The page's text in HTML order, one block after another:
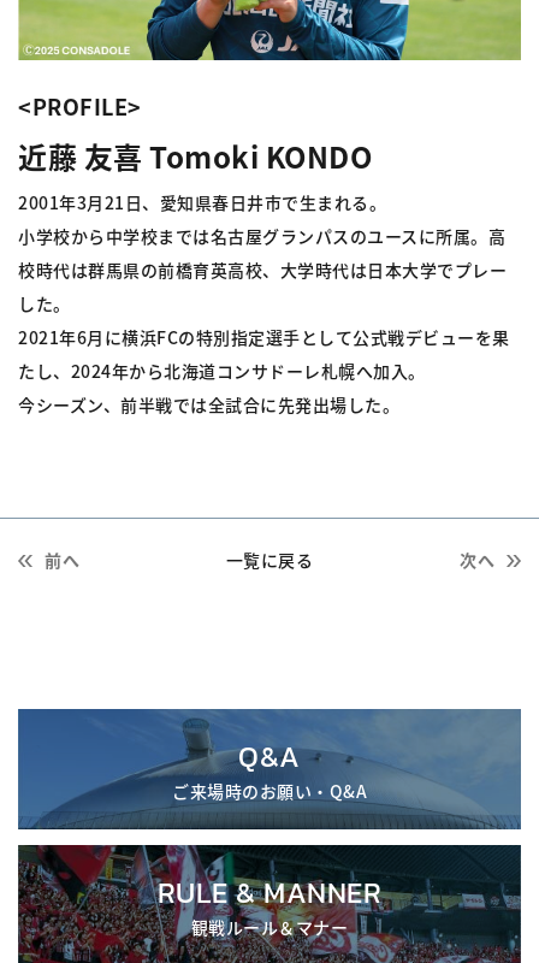
<PROFILE>
近藤 友喜 Tomoki KONDO
2001年3月21日、愛知県春日井市で生まれる。
小学校から中学校までは名古屋グランパスのユースに所属。高
校時代は群馬県の前橋育英高校、大学時代は日本大学でプレー
した。
2021年6月に横浜FCの特別指定選手として公式戦デビューを果
たし、2024年から北海道コンサドーレ札幌へ加入。
今シーズン、前半戦では全試合に先発出場した。
前へ 一覧に戻る 次へ
Q&A
ご来場時のお願い・Q&A
RULE & MANNER
観戦ルール＆マナー